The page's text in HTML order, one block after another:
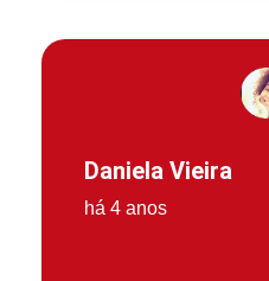
Daniela Vieira
há 4 anos